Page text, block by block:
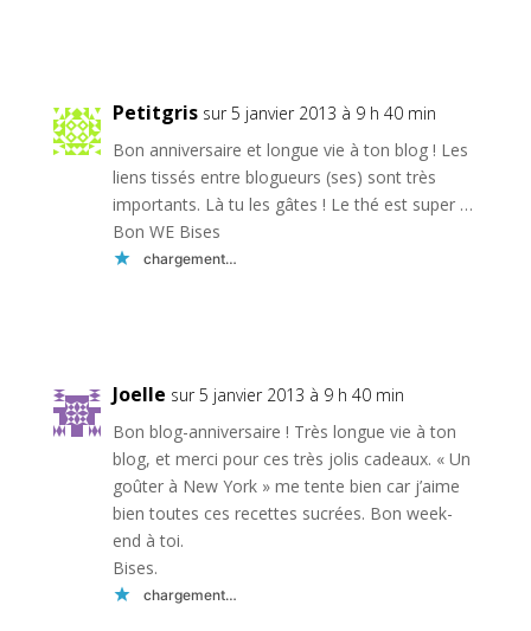
Petitgris sur 5 janvier 2013 à 9 h 40 min
Bon anniversaire et longue vie à ton blog ! Les
liens tissés entre blogueurs (ses) sont très
importants. Là tu les gâtes ! Le thé est super …
Bon WE Bises
chargement…
Joelle sur 5 janvier 2013 à 9 h 40 min
Bon blog-anniversaire ! Très longue vie à ton
blog, et merci pour ces très jolis cadeaux. « Un
goûter à New York » me tente bien car j’aime
bien toutes ces recettes sucrées. Bon week-
end à toi.
Bises.
chargement…